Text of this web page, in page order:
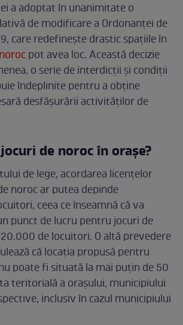
a adoptat în unanimitate o
de modificare a Ordonanței de
care redefinește drastic spațiile în
pot avea loc. Această decizie
o serie de interdicții și condiții
îndeplinite pentru a obține
desfășurării activităților de
de noroc în orașe?
de lege, acordarea licențelor
noroc ar putea depinde
ceea ce înseamnă că va
punct de lucru pentru jocuri de
de locuitori. O altă prevedere
că locația propusă pentru
poate fi situată la mai puțin de 50
teritorială a orașului, municipiului
inclusiv în cazul municipiului